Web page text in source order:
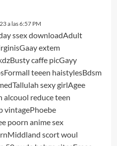
a las 6:57 PM
ssex downloadAdult
extem
caffe picGayy
teeen haistylesBdsm
sexy girlAgee
alcouol reduce teen
vintagePhoebe
poorn anime sex
scort woul